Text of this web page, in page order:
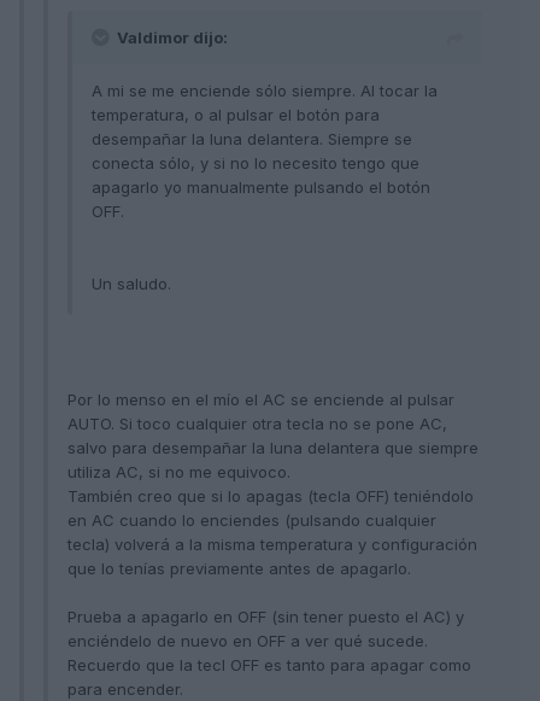
Valdimor dijo:
A mi se me enciende sólo siempre. Al tocar la
temperatura, o al pulsar el botón para
desempañar la luna delantera. Siempre se
conecta sólo, y si no lo necesito tengo que
apagarlo yo manualmente pulsando el botón
OFF.
Un saludo.
Por lo menso en el mío el AC se enciende al pulsar
AUTO. Si toco cualquier otra tecla no se pone AC,
salvo para desempañar la luna delantera que siempre
utiliza AC, si no me equivoco.
También creo que si lo apagas (tecla OFF) teniéndolo
en AC cuando lo enciendes (pulsando cualquier
tecla) volverá a la misma temperatura y configuración
que lo tenías previamente antes de apagarlo.
Prueba a apagarlo en OFF (sin tener puesto el AC) y
enciéndelo de nuevo en OFF a ver qué sucede.
Recuerdo que la tecl OFF es tanto para apagar como
para encender.